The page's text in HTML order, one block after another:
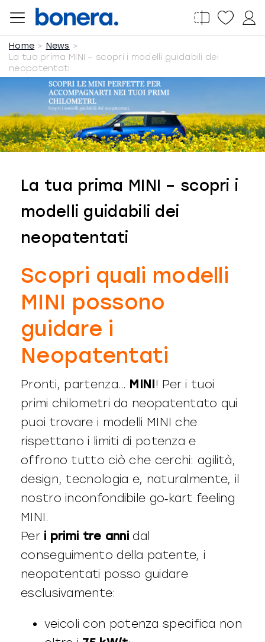
Salta
contenuto
Home
News
La tua prima MINI – scopri i modelli guidabili dei
neopatentati
La tua prima MINI – scopri i
modelli guidabili dei
neopatentati
Scopri quali modelli
MINI possono
guidare i
Neopatentati
Pronti, partenza… MINI! Per i tuoi
primi chilometri da neopatentato qui
puoi trovare i modelli MINI che
rispettano i limiti di potenza e
offrono tutto ciò che cerchi: agilità,
design, tecnologia e, naturalmente, il
nostro inconfondibile go‑kart feeling
MINI.
Per i primi tre anni dal
conseguimento della patente, i
neopatentati posso guidare
esclusivamente:
veicoli con potenza specifica non